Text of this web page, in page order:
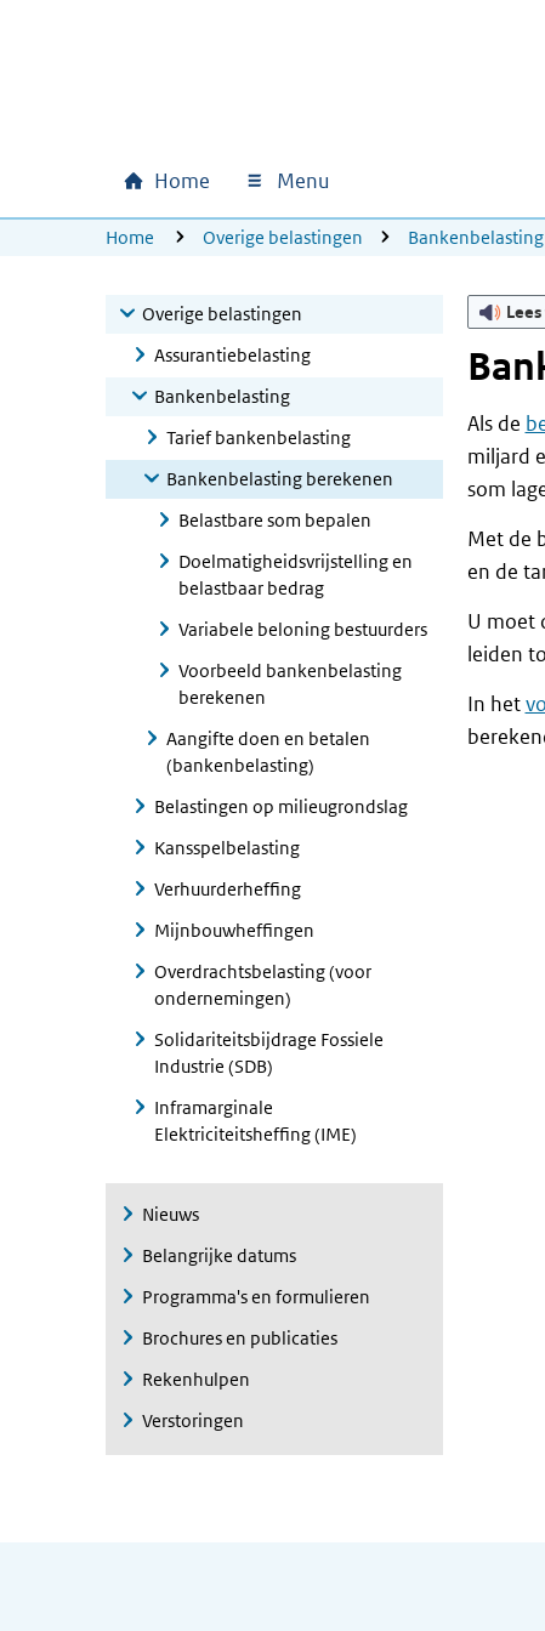
Hoofdnavigatie
Home Menu
U bevindt zich hier:
Home Overige belastingen Bankenbelasting
Overige belastingen
Assurantiebelasting
Bankenbelasting
Tarief bankenbelasting
Bankenbelasting berekenen
Belastbare som bepalen
Doelmatigheidsvrijstelling en
belastbaar bedrag
Variabele beloning bestuurders
Voorbeeld bankenbelasting
berekenen
Aangifte doen en betalen
(bankenbelasting)
Belastingen op milieugrondslag
Kansspelbelasting
Verhuurderheffing
Mijnbouwheffingen
Overdrachtsbelasting (voor
ondernemingen)
Solidariteitsbijdrage Fossiele
Industrie (SDB)
Inframarginale
Elektriciteitsheffing (IME)
Nieuws
Belangrijke datums
Programma's en formulieren
Brochures en publicaties
Rekenhulpen
Verstoringen
Als de
miljard
som
Met de
en de
U moet
leiden
In het